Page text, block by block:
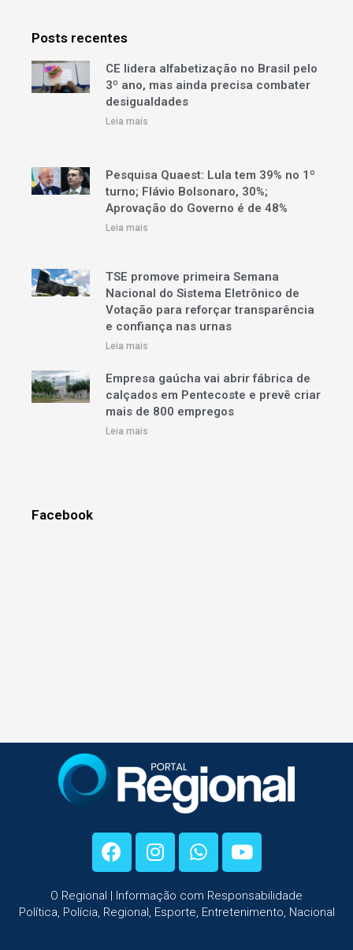
Posts recentes
CE lidera alfabetização no Brasil pelo
3º ano, mas ainda precisa combater
desigualdades
Leia mais
Pesquisa Quaest: Lula tem 39% no 1º
turno; Flávio Bolsonaro, 30%;
Aprovação do Governo é de 48%
Leia mais
TSE promove primeira Semana
Nacional do Sistema Eletrônico de
Votação para reforçar transparência
e confiança nas urnas
Leia mais
Empresa gaúcha vai abrir fábrica de
calçados em Pentecoste e prevê criar
mais de 800 empregos
Leia mais
Facebook
O Regional | Informação com Responsabilidade
Política, Polícia, Regional, Esporte, Entretenimento, Nacional